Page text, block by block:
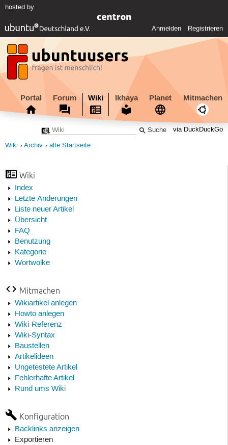
hosted by
Anmelden Registrieren
Portal Forum Wiki Ikhaya Planet Mitmachen
via DuckDuckGo
Wiki Archiv alte Startseite
Wiki
Index
Letzte Änderungen
Liste neuer Artikel
Übersicht
FAQ
Benutzung
Kategorie
Wortwolke
Mitmachen
Wikiartikel anlegen
Howto anlegen
Wiki-Referenz
Wiki-Syntax
Baustellen
Artikelideen
Ungetestete Artikel
Fehlerhafte Artikel
Rund ums Wiki
Konfiguration
Backlinks anzeigen
Exportieren